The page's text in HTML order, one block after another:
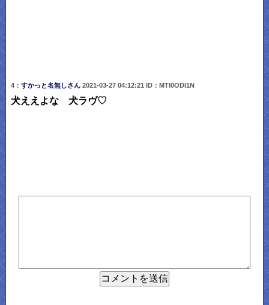
4： すかっと名無しさん 2021-03-27 04:12:21 ID：MTI0ODI1N
犬ええよな 犬ラヴ♡